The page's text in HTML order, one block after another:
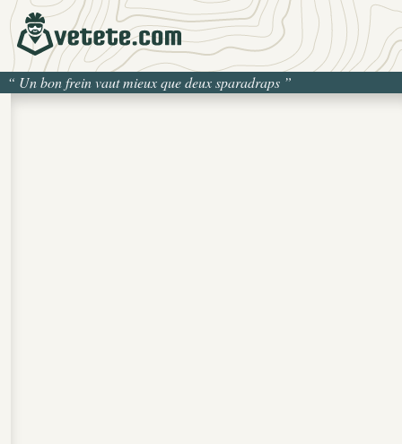
“ Un bon frein vaut mieux que deux sparadraps ”